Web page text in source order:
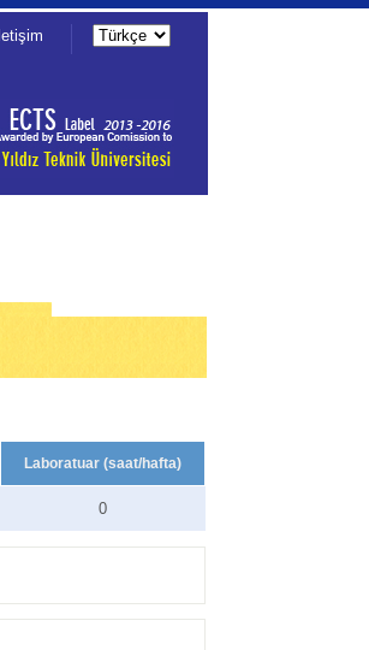
İletişim
Laboratuar (saat/hafta)
0